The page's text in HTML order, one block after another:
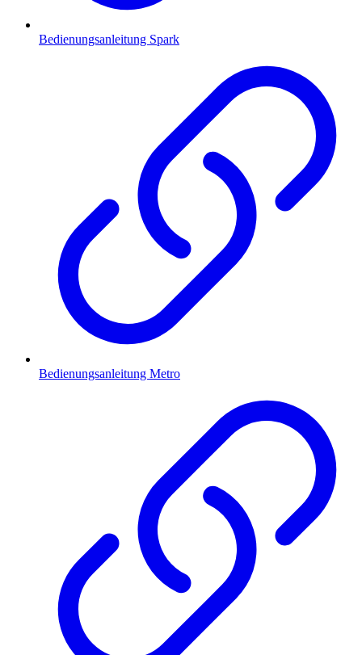
Bedienungsanleitung Spark
Bedienungsanleitung Metro